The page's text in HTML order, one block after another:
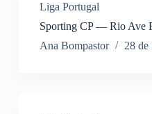
Liga Portugal
Sporting CP — Rio Ave
Ana Bompastor
28 de